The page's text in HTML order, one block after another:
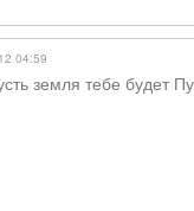
04:59
земля тебе будет